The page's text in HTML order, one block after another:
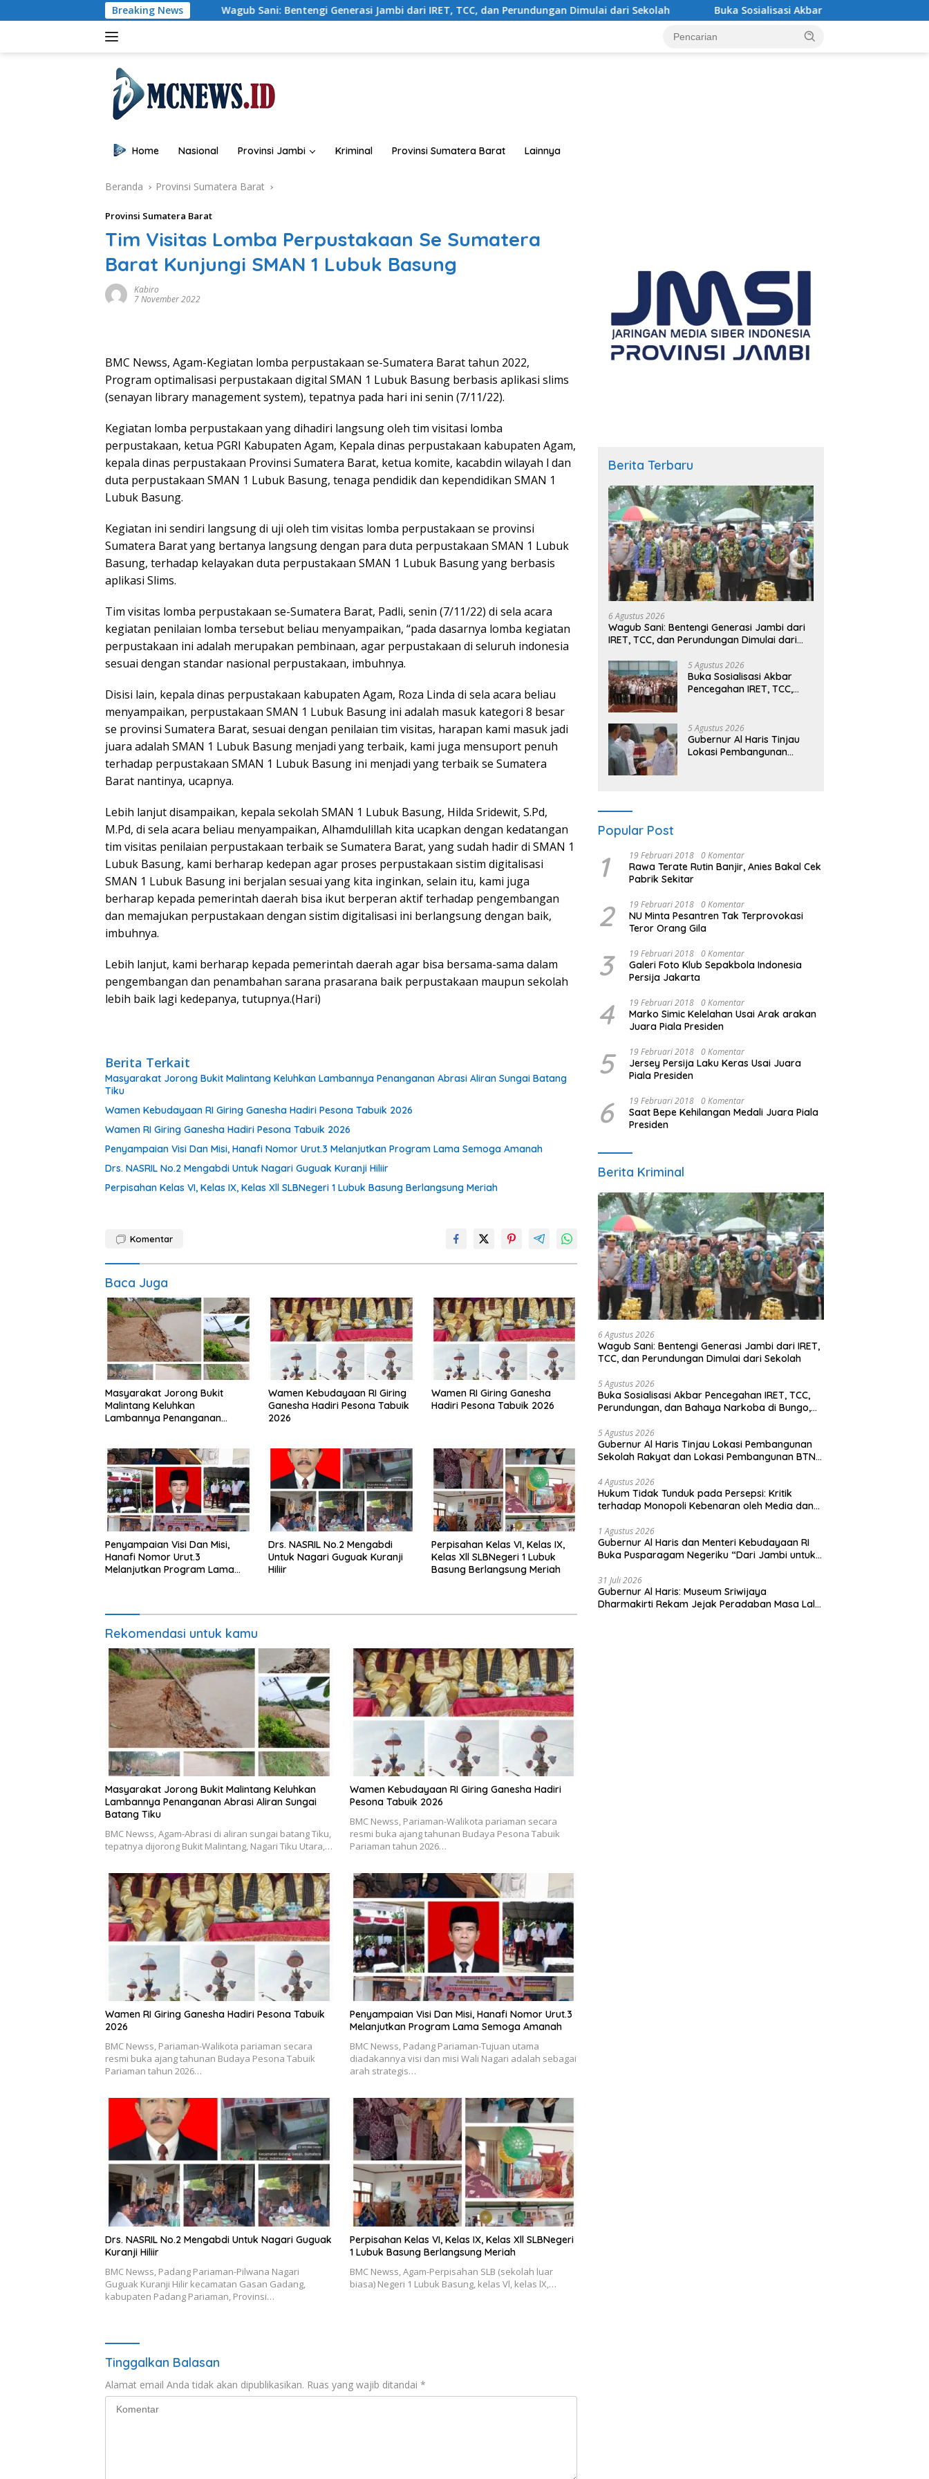
ke
Breaking News
Wagub Sani: Bentengi Generasi Jambi dari IRET, TCC, dan Perundungan Dimulai dari Sekolah Buka Sosialisasi Akbar Pencegahan IRET, TCC, Perundungan, dan
Home Nasional Provinsi Jambi Kriminal Provinsi Sumatera Barat Lainnya
Beranda Provinsi Sumatera Barat
Provinsi Sumatera Barat
Tim Visitas Lomba Perpustakaan Se Sumatera
Barat Kunjungi SMAN 1 Lubuk Basung
Kabiro
7 November 2022
BMC Newss, Agam-Kegiatan lomba perpustakaan se-Sumatera Barat tahun 2022,
Program optimalisasi perpustakaan digital SMAN 1 Lubuk Basung berbasis aplikasi slims
(senayan library management system), tepatnya pada hari ini senin (7/11/22).
Kegiatan lomba perpustakaan yang dihadiri langsung oleh tim visitasi lomba
perpustakaan, ketua PGRI Kabupaten Agam, Kepala dinas perpustakaan kabupaten Agam,
kepala dinas perpustakaan Provinsi Sumatera Barat, ketua komite, kacabdin wilayah l dan
duta perpustakaan SMAN 1 Lubuk Basung, tenaga pendidik dan kependidikan SMAN 1
Lubuk Basung.
Kegiatan ini sendiri langsung di uji oleh tim visitas lomba perpustakaan se provinsi
Sumatera Barat yang bertanya langsung dengan para duta perpustakaan SMAN 1 Lubuk
Basung, terhadap kelayakan duta perpustakaan SMAN 1 Lubuk Basung yang berbasis
aplikasi Slims.
Tim visitas lomba perpustakaan se-Sumatera Barat, Padli, senin (7/11/22) di sela acara
kegiatan penilaian lomba tersebut beliau menyampaikan, “pada dasarnya lomba kegiatan
perpustakaan ini adalah merupakan pembinaan, agar perpustakaan di seluruh indonesia
sesuai dengan standar nasional perpustakaan, imbuhnya.
Disisi lain, kepala dinas perpustakaan kabupaten Agam, Roza Linda di sela acara beliau
menyampaikan, perpustakaan SMAN 1 Lubuk Basung ini adalah masuk kategori 8 besar
se provinsi Sumatera Barat, sesuai dengan penilaian tim visitas, harapan kami masuk jadi
juara adalah SMAN 1 Lubuk Basung menjadi yang terbaik, kami juga mensuport penuh
terhadap perpustakaan SMAN 1 Lubuk Basung ini menjadi yang terbaik se Sumatera
Barat nantinya, ucapnya.
Lebih lanjut disampaikan, kepala sekolah SMAN 1 Lubuk Basung, Hilda Sridewit, S.Pd,
M.Pd, di sela acara beliau menyampaikan, Alhamdulillah kita ucapkan dengan kedatangan
tim visitas penilaian perpustakaan terbaik se Sumatera Barat, yang sudah hadir di SMAN 1
Lubuk Basung, kami berharap kedepan agar proses perpustakaan sistim digitalisasi
SMAN 1 Lubuk Basung ini berjalan sesuai yang kita inginkan, selain itu, kami juga
berharap kepada pemerintah daerah bisa ikut berperan aktif terhadap pengembangan
dan memajukan perpustakaan dengan sistim digitalisasi ini berlangsung dengan baik,
imbuhnya.
Lebih lanjut, kami berharap kepada pemerintah daerah agar bisa bersama-sama dalam
pengembangan dan penambahan sarana prasarana baik perpustakaan maupun sekolah
lebih baik lagi kedepanya, tutupnya.(Hari)
Berita Terkait
Masyarakat Jorong Bukit Malintang Keluhkan Lambannya Penanganan Abrasi Aliran Sungai Batang
Tiku
Wamen Kebudayaan RI Giring Ganesha Hadiri Pesona Tabuik 2026
Wamen RI Giring Ganesha Hadiri Pesona Tabuik 2026
Penyampaian Visi Dan Misi, Hanafi Nomor Urut.3 Melanjutkan Program Lama Semoga Amanah
Drs. NASRIL No.2 Mengabdi Untuk Nagari Guguak Kuranji Hiliir
Perpisahan Kelas VI, Kelas IX, Kelas Xll SLBNegeri 1 Lubuk Basung Berlangsung Meriah
Komentar
Baca Juga
Masyarakat Jorong Bukit
Malintang Keluhkan
Lambannya Penanganan
Wamen Kebudayaan RI Giring
Ganesha Hadiri Pesona Tabuik
2026
Wamen RI Giring Ganesha
Hadiri Pesona Tabuik 2026
Penyampaian Visi Dan Misi,
Hanafi Nomor Urut.3
Melanjutkan Program Lama
Drs. NASRIL No.2 Mengabdi
Untuk Nagari Guguak Kuranji
Hiliir
Perpisahan Kelas VI, Kelas IX,
Kelas Xll SLBNegeri 1 Lubuk
Basung Berlangsung Meriah
Rekomendasi untuk kamu
Masyarakat Jorong Bukit Malintang Keluhkan
Lambannya Penanganan Abrasi Aliran Sungai
Batang Tiku
BMC Newss, Agam-Abrasi di aliran sungai batang Tiku,
tepatnya dijorong Bukit Malintang, Nagari Tiku Utara,…
Wamen Kebudayaan RI Giring Ganesha Hadiri
Pesona Tabuik 2026
BMC Newss, Pariaman-Walikota pariaman secara
resmi buka ajang tahunan Budaya Pesona Tabuik
Pariaman tahun 2026…
Wamen RI Giring Ganesha Hadiri Pesona Tabuik
2026
BMC Newss, Pariaman-Walikota pariaman secara
resmi buka ajang tahunan Budaya Pesona Tabuik
Pariaman tahun 2026…
Penyampaian Visi Dan Misi, Hanafi Nomor Urut.3
Melanjutkan Program Lama Semoga Amanah
BMC Newss, Padang Pariaman-Tujuan utama
diadakannya visi dan misi Wali Nagari adalah sebagai
arah strategis…
Drs. NASRIL No.2 Mengabdi Untuk Nagari Guguak
Kuranji Hiliir
BMC Newss, Padang Pariaman-Pilwana Nagari
Guguak Kuranji Hilir kecamatan Gasan Gadang,
kabupaten Padang Pariaman, Provinsi…
Perpisahan Kelas VI, Kelas IX, Kelas Xll SLBNegeri
1 Lubuk Basung Berlangsung Meriah
BMC Newss, Agam-Perpisahan SLB (sekolah luar
biasa) Negeri 1 Lubuk Basung, kelas Vl, kelas lX,…
Tinggalkan Balasan
Alamat email Anda tidak akan dipublikasikan. Ruas yang wajib ditandai *
Berita Terbaru
6 Agustus 2026
Wagub Sani: Bentengi Generasi Jambi dari
IRET, TCC, dan Perundungan Dimulai dari
5 Agustus 2026
Buka Sosialisasi Akbar
Pencegahan IRET, TCC,
Gubernur Al Haris: “Kalau
anak-anakku bisa jaga
diri, 60% masa depan
5 Agustus 2026
Gubernur Al Haris Tinjau
Lokasi Pembangunan
Popular Post
1 19 Februari 2018 0 Komentar
Rawa Terate Rutin Banjir, Anies Bakal Cek
Pabrik Sekitar
2 19 Februari 2018 0 Komentar
NU Minta Pesantren Tak Terprovokasi
Teror Orang Gila
3 19 Februari 2018 0 Komentar
Galeri Foto Klub Sepakbola Indonesia
Persija Jakarta
4 19 Februari 2018 0 Komentar
Marko Simic Kelelahan Usai Arak arakan
Juara Piala Presiden
5 19 Februari 2018 0 Komentar
Jersey Persija Laku Keras Usai Juara
Piala Presiden
6 19 Februari 2018 0 Komentar
Saat Bepe Kehilangan Medali Juara Piala
Presiden
Berita Kriminal
6 Agustus 2026
Wagub Sani: Bentengi Generasi Jambi dari IRET,
TCC, dan Perundungan Dimulai dari Sekolah
5 Agustus 2026
Buka Sosialisasi Akbar Pencegahan IRET, TCC,
Perundungan, dan Bahaya Narkoba di Bungo,
jaga diri, 60% masa depan sudah ada di
tangan”
5 Agustus 2026
Gubernur Al Haris Tinjau Lokasi Pembangunan
Sekolah Rakyat dan Lokasi Pembangunan BTN
4 Agustus 2026
Hukum Tidak Tunduk pada Persepsi: Kritik
terhadap Monopoli Kebenaran oleh Media dan
1 Agustus 2026
Gubernur Al Haris dan Menteri Kebudayaan RI
Buka Pusparagam Negeriku “Dari Jambi untuk
Dorong Ekonomi Kreatif
31 Juli 2026
Gubernur Al Haris: Museum Sriwijaya
Dharmakirti Rekam Jejak Peradaban Masa Lalu